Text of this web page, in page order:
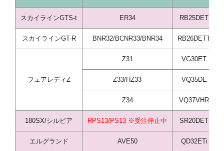
スカイラインGTS-t ER34 RB25DET
スカイラインGT-R BNR32/BCNR33/BNR34 RB26DETT
フェアレディZ
Z31 VG30ET
Z33/HZ33 VQ35DE
Z34 VQ37VHR
180SX/シルビア RPS13/PS13 ※受注停止中 SR20DET
エルグランド AVE50 QD32ETi